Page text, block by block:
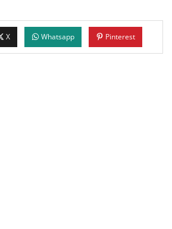
X Whatsapp Pinterest